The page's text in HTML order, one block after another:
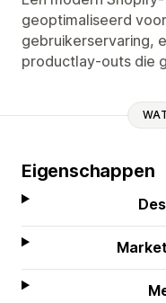
geoptimaliseerd
gebruikerservaring,
productlay-outs die
Eigenschappen